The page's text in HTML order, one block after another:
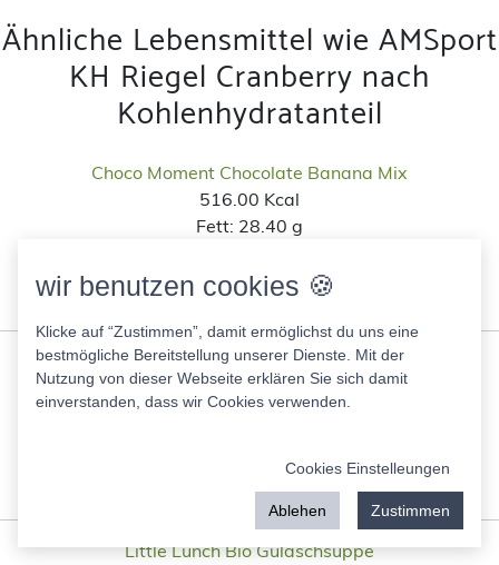
Ähnliche Lebensmittel wie AMSport
KH Riegel Cranberry nach
Kohlenhydratanteil
Choco Moment Chocolate Banana Mix
516.00 Kcal
Fett: 28.40 g
KH:59.50 g
Bio Joghurt mild Beerenmix Nur Natur Aldi
84.00 Kcal
Fett:3.00 g
10.00 g
9.90 g
Little Lunch Bio Gulaschsuppe
wir benutzen cookies 🍪
Klicke auf “Zustimmen”, damit ermöglichst du uns eine
bestmögliche Bereitstellung unserer Dienste. Mit der
Nutzung von dieser Webseite erklären Sie sich damit
einverstanden, dass wir Cookies verwenden.
Cookies Einstelleungen
Ablehen Zustimmen